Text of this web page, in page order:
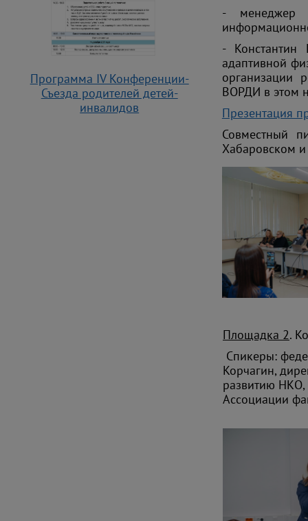
- менеджер
- Константин
адаптивной
организации
ВОРДИ в этом
Презентация
Совместный
Хабаровском
Площадка 2.
Спикеры:
Корчагин,
развитию НКО,
Ассоциации
Программа IV Конференции-
Съезда родителей детей-
инвалидов